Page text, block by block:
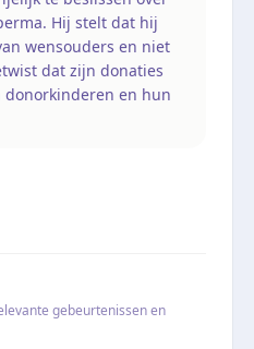
Hij stelt dat hij
wensouders en niet
dat zijn donaties
en hun
gebeurtenissen en